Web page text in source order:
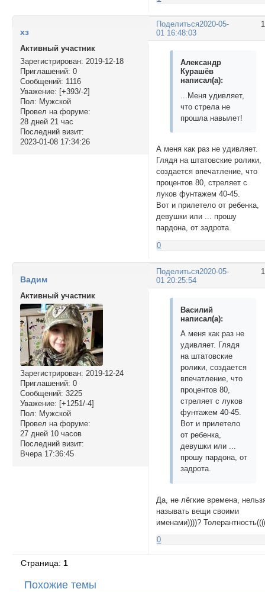
Поделиться2020-05-
01 16:48:03
хз
Активный участник
Зарегистрирован: 2019-12-18
Приглашений: 0
Сообщений: 1116
Уважение: [+393/-2]
Пол: Мужской
Провел на форуме:
28 дней 21 час
Последний визит:
2023-01-08 17:34:26
Александр
Курашёв
написал(а):
...Меня удивляет,
что стрела не
прошла навылет!
А меня как раз не удивляет.
Глядя на штатовские ролики,
создается впечатление, что
процентов 80, стреляет с
луков фунтажем 40-45.
Вот и прилетело от ребенка,
девушки или ... прошу
пардона, от задрота.
0
Поделиться2020-05-
01 20:25:54
Вадим
Активный участник
Зарегистрирован: 2019-12-24
Приглашений: 0
Сообщений: 3225
Уважение: [+1251/-4]
Пол: Мужской
Провел на форуме:
27 дней 10 часов
Последний визит:
Вчера 17:36:45
Василий
написал(а):
А меня как раз не
удивляет. Глядя
на штатовские
ролики, создается
впечатление, что
процентов 80,
стреляет с луков
фунтажем 40-45.
Вот и прилетело
от ребенка,
девушки или ...
прошу пардона, от
задрота.
Да, не лёгкие времена,
называть вещи своими
именами))))?
0
Страница: 1
Похожие темы